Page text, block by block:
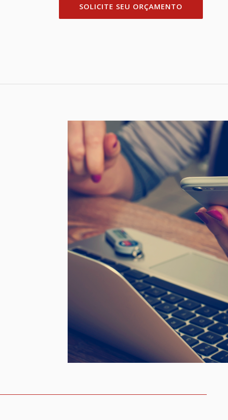
SOLICITE SEU ORÇAMENTO